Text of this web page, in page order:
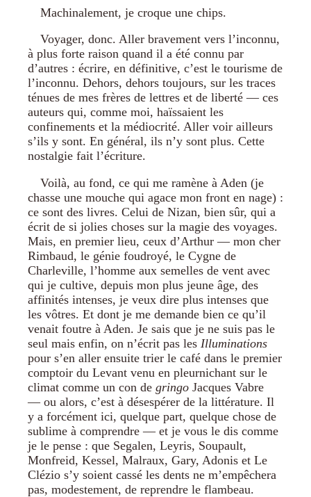
Machinalement, je croque une chips.
Voyager, donc. Aller bravement vers l’inconnu,
à plus forte raison quand il a été connu par
d’autres : écrire, en définitive, c’est le tourisme de
l’inconnu. Dehors, dehors toujours, sur les traces
ténues de mes frères de lettres et de liberté — ces
auteurs qui, comme moi, haïssaient les
confinements et la médiocrité. Aller voir ailleurs
s’ils y sont. En général, ils n’y sont plus. Cette
nostalgie fait l’écriture.
Voilà, au fond, ce qui me ramène à Aden (je
chasse une mouche qui agace mon front en nage) :
ce sont des livres. Celui de Nizan, bien sûr, qui a
écrit de si jolies choses sur la magie des voyages.
Mais, en premier lieu, ceux d’Arthur — mon cher
Rimbaud, le génie foudroyé, le Cygne de
Charleville, l’homme aux semelles de vent avec
qui je cultive, depuis mon plus jeune âge, des
affinités intenses, je veux dire plus intenses que
les vôtres. Et dont je me demande bien ce qu’il
venait foutre à Aden. Je sais que je ne suis pas le
seul mais enfin, on n’écrit pas les Illuminations
pour s’en aller ensuite trier le café dans le premier
comptoir du Levant venu en pleurnichant sur le
climat comme un con de gringo Jacques Vabre
— ou alors, c’est à désespérer de la littérature. Il
y a forcément ici, quelque part, quelque chose de
sublime à comprendre — et je vous le dis comme
je le pense : que Segalen, Leyris, Soupault,
Monfreid, Kessel, Malraux, Gary, Adonis et Le
Clézio s’y soient cassé les dents ne m’empêchera
pas, modestement, de reprendre le flambeau.